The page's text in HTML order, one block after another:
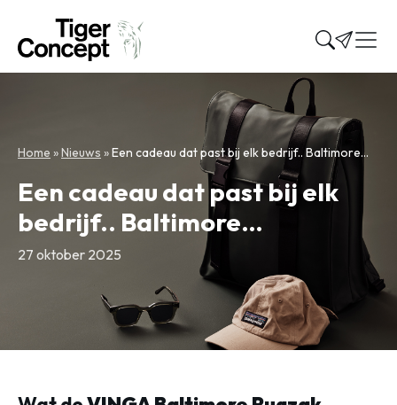
Home »Nieuws »Een cadeau dat past bij elk bedrijf.. Baltimore…
Een cadeau dat past bij elk
bedrijf.. Baltimore…
27 oktober 2025